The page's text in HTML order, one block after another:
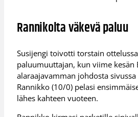
Rannikolta väkevä paluu
Susijengi toivotti torstain
paluumuuttajan, kun viime kesän
alaraajavamman johdosta
Rannikko (10/0) pelasi
lähes kahteen vuoteen.